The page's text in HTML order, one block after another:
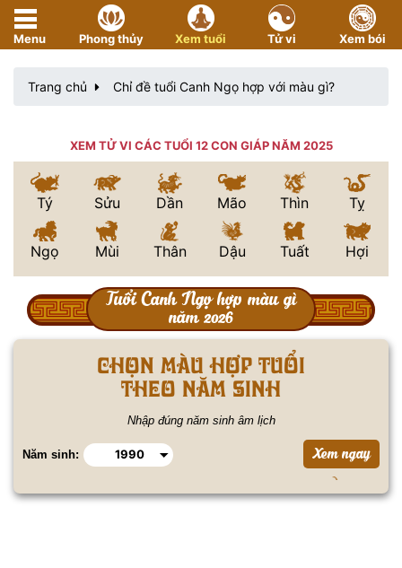
Menu Phong thủy Xem tuổi Tử vi Xem bói
Trang chủ Chỉ đề tuổi Canh Ngọ hợp với màu gì?
XEM TỬ VI CÁC TUỔI 12 CON GIÁP NĂM 2025
Tý Sửu Dần Mão Thìn Tỵ
Ngọ Mùi Thân Dậu Tuất Hợi
Tuổi Canh Ngọ hợp màu gì
năm 2026
Chọn màu hợp tuổi
THEO NĂM SINH
Nhập đúng năm sinh âm lịch
Năm sinh: